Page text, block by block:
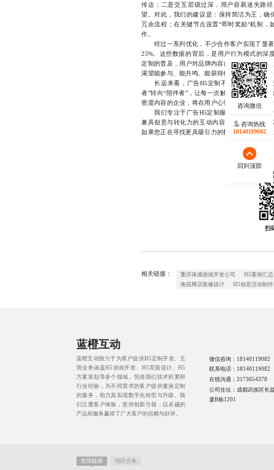
传达；二是交互层级过深，用户容易迷失路
望。对此，我们的建议是：保持简洁为王，
冗余流程；在关键节点设置“即时奖励”机制
作。
经过一系列优化，不少合作客户实现了显著
25%。这些数据的背后，是用户行为模式的深
定制的普及，用户对品牌内容的期待也在悄然
渴望能参与、能共鸣、能获得价值感的数字体
长远来看，广告H5定制不仅是工具层面的
者”转向“陪伴者”，让每一次触达都成为一次
密度内容的企业，将在用户心智中建立起难以
我们专注于广告H5定制服务，凭借对用户
兼具创意与转化力的互动内容。从策略策划
如果您正在寻找更具吸引力的数字营销方式，
扫
相关链接： 重庆体感游戏开发公司
H5案例汇总
南昌网店装修设计
H5创意活动制作
咨询热线
18140119082
回到顶部
蓝橙互动
蓝橙互动致力于为客户提供H5定制开发。主
营业务涵盖H5游戏开发 H5页面设计 、H5
方案策划 等多个领域。凭借我们技术积累和
行业经验，为不同需求的客户提供量身定制
的服务，助力其实现数字化转型与升级。我
们注重客户体验，坚持创新引领，以卓越的
产品和服务赢得了广大客户的信赖与好评。
微信咨询： 18140119082
联系电话： 18140119082
在线沟通： 3173654378
公司住址：成都武侯区长
厦B栋1201
友情链接 地区合集